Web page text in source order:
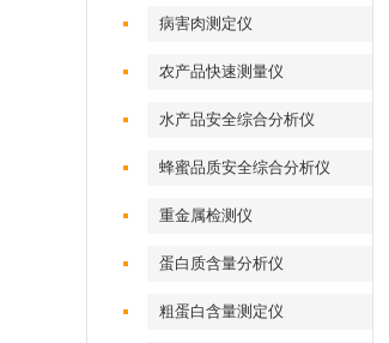
病害肉测定仪
农产品快速测量仪
水产品安全综合分析仪
蜂蜜品质安全综合分析仪
重金属检测仪
蛋白质含量分析仪
粗蛋白含量测定仪